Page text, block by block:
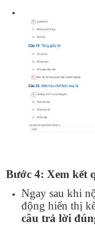
Bước 4: Xem kết
Ngay sau khi
động hiển thị
câu trả lời